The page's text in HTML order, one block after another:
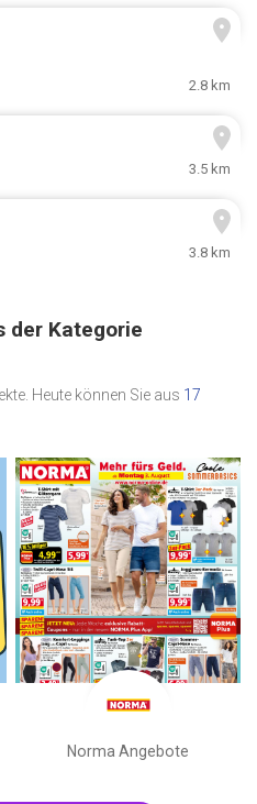
2.8 km
3.5 km
3.8 km
der Kategorie
Heute können Sie aus 17
Norma Angebote